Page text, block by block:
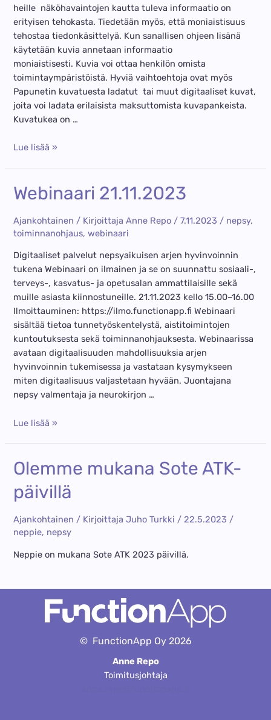
heille näköhavaintojen kautta tuleva informaatio on
erityisen tehokasta. Tiedetään myös, että moniaistisuus
tehostaa tiedonkäsittelyä. Kun sanallisen ohjeen lisänä
käytetään kuvia annetaan informaatio
moniaistisesti. Kuvia voi ottaa henkilön omista
toimintaympäristöistä. Hyviä vaihtoehtoja ovat myös
Papunetin kuvatuesta ladatut tai muut digitaaliset kuvat,
joita voi ladata erilaisista maksuttomista kuvapankeista.
Kuvatukea on …
Miksi
käyttää?
Lue lisää »
Webinaari 21.11.2023
Ajankohtainen / KirjoittajaAnne Repo /7.11.2023 / nepsy,
toiminnanohjaus,webinaari
Digitaaliset palvelut nepsyaikuisen arjen hyvinvoinnin
tukena Webinaari on ilmainen ja se on suunnattu sosiaali-,
terveys-, kasvatus- ja opetusalan ammattilaisille sekä
muille asiasta kiinnostuneille. 21.11.2023 kello 15.00–16.00
Ilmoittauminen: https://ilmo.functionapp.fi Webinaari
sisältää tietoa tunnetyöskentelystä, aistitoimintojen
kuntoutuksesta sekä toiminnanohjauksesta. Webinaarissa
avataan digitaalisuuden mahdollisuuksia arjen
hyvinvoinnin tukemisessa ja vastataan kysymykseen
miten digitaalisuus valjastetaan hyvään. Juontajana
nepsy valmentaja ja neurokirjon …
Webinaari
Lue lisää »
Olemme mukana Sote ATK-
päivillä
Ajankohtainen / KirjoittajaJuho Turkki /22.5.2023 /
neppie, nepsy
Neppie on mukana Sote ATK 2023 päivillä.
© FunctionApp Oy2026
Anne Repo
Toimitusjohtaja